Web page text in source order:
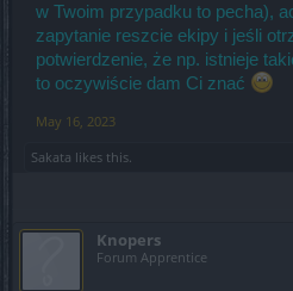
w Twoim przypadku to pecha),
zapytanie reszcie ekipy i jeśli
potwierdzenie, że np. istnieje
to oczywiście dam Ci znać
May 16, 2023
Sakata likes this.
Knopers
Forum Apprentice